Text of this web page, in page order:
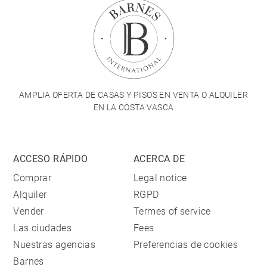
AMPLIA OFERTA DE CASAS Y PISOS EN VENTA O ALQUILER
EN LA COSTA VASCA
ACCESO RÁPIDO
Comprar
Alquiler
Vender
Las ciudades
Nuestras agencias
Barnes
ACERCA DE
Legal notice
RGPD
Termes of service
Fees
Preferencias de cookies